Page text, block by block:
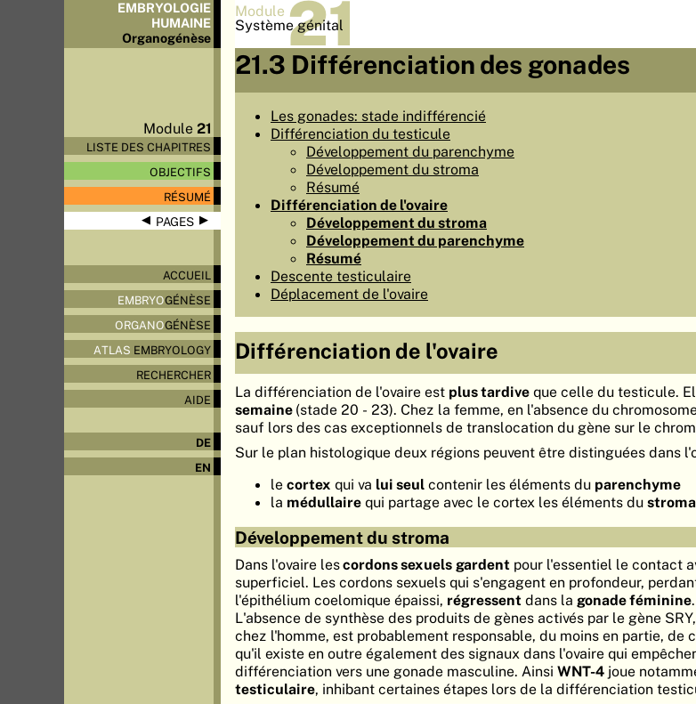
EMBRYOLOGIE
HUMAINE
Organogénèse
Module21
LISTE DES CHAPITRES
OBJECTIFS
RÉSUMÉ
◀ PAGES▶
ACCUEIL
EMBRYOGÉNÈSE
ORGANOGÉNÈSE
ATLAS EMBRYOLOGY
RECHERCHER
AIDE
DE
EN
Module 21
Système génital
21.3 Différenciation des gonades
Les gonades: stade indifférencié
Différenciation du testicule
Développement du parenchyme
Développement du stroma
Résumé
Différenciation de l'ovaire
Développement du stroma
Développement du parenchyme
Résumé
Descente testiculaire
Déplacement de l'ovaire
Différenciation de l'ovaire
La différenciation de l'ovaire est plus tardive que celle du testicule.
semaine (stade 20 - 23). Chez la femme, en l'absence du
sauf lors des cas exceptionnels de translocation du gène sur le
Sur le plan histologique deux régions peuvent être distinguées dans
le cortex qui va lui seul contenir les éléments du parenchyme
la médullaire qui partage avec le cortex les éléments du stroma
Développement du stroma
Dans l'ovaire lescordons sexuels gardent pour l'essentiel le contact
superficiel. Les cordons sexuels qui s'engagent en profondeur,
l'épithélium coelomique épaissi, régressent dans la gonade féminine.
L'absence de synthèse des produits de gènes activés par le gène
chez l'homme, est probablement responsable, du moins en partie, de
qu'il existe en outre également des signaux dans l'ovaire qui
différenciation vers une gonade masculine. Ainsi WNT-4 joue
testiculaire, inhibant certaines étapes lors de la différenciation